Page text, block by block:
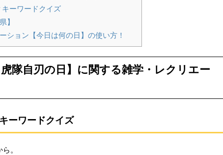
ーワードクイズ
】
ション【今日は何の日】の使い方！
隊自刃の日】に関する雑学・レクリエー
ーワードクイズ
。